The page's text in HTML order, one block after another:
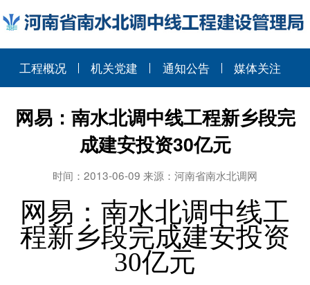
工程概况 机关党建 通知公告 媒体关注
网易：南水北调中线工程新乡段完
成建安投资30亿元
时间：2013-06-09 来源：河南省南水北调网
网易：南水北调中线工
程新乡段完成建安投资
30亿元